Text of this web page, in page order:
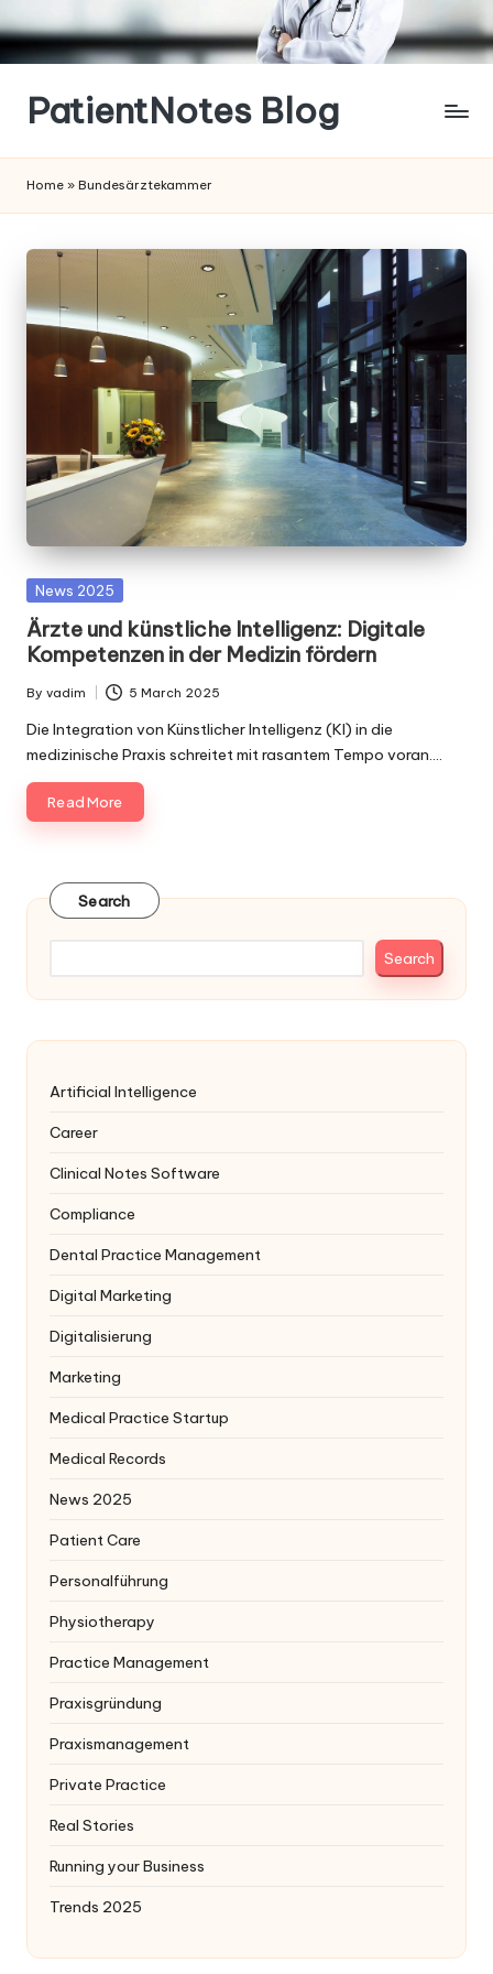
Skip
contentPatientNotes Blog
Home » Bundesärztekammer
Posted
in
News 2025
Ärzte und künstliche Intelligenz: Digitale
Kompetenzen in der Medizin fördern
Posted
by
By vadim 5 March 2025
Die Integration von Künstlicher Intelligenz (KI) in die
medizinische Praxis schreitet mit rasantem Tempo voran.…
Read More
Search
Search
Artificial Intelligence
Career
Clinical Notes Software
Compliance
Dental Practice Management
Digital Marketing
Digitalisierung
Marketing
Medical Practice Startup
Medical Records
News 2025
Patient Care
Personalführung
Physiotherapy
Practice Management
Praxisgründung
Praxismanagement
Private Practice
Real Stories
Running your Business
Trends 2025